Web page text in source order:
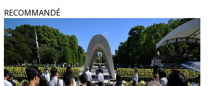
RECOMMANDÉ